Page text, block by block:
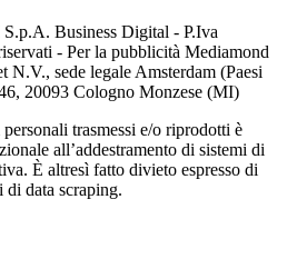
Business Digital - P.Iva
- Per la pubblicità Mediamond
sede legale Amsterdam (Paesi
20093 Cologno Monzese (MI)
trasmessi e/o riprodotti è
all’addestramento di sistemi di
È altresì fatto divieto espresso di
di data scraping.